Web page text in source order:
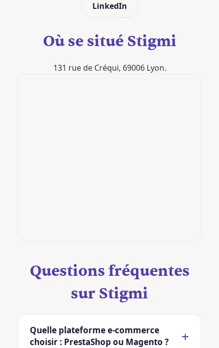
LinkedIn
Où se situé Stigmi
131 rue de Créqui, 69006 Lyon.
Questions fréquentes
sur Stigmi
Quelle plateforme e-commerce
choisir : PrestaShop ou Magento ?